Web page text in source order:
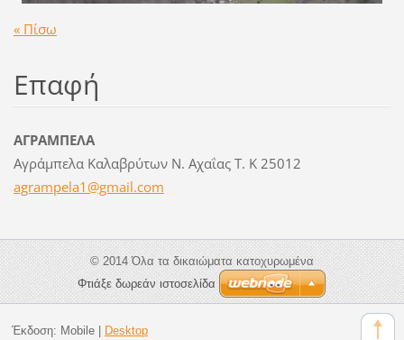
« Πίσω
Επαφή
ΑΓΡΑΜΠΕΛΑ
Αγράμπελα Καλαβρύτων Ν. Αχαΐας Τ. Κ 25012
agrampela1@gmail.com
© 2014 Όλα τα δικαιώματα κατοχυρωμένα
Φτιάξε δωρεάν ιστοσελίδα
Έκδοση: Mobile| Desktop